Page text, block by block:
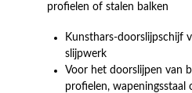
profielen of stalen balken
Kunsthars-doorslijpschijf
slijpwerk
Voor het doorslijpen van
profielen, wapeningsstaal